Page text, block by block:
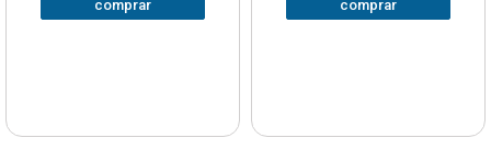
comprar
comprar